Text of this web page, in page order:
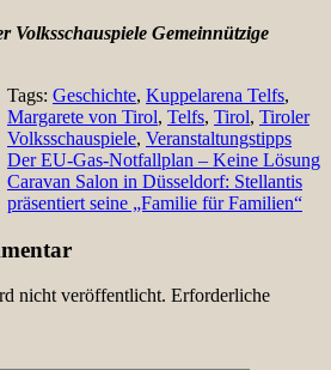
Volksschauspiele Gemeinnützige
Tags: Geschichte, Kuppelarena Telfs,
Margarete von Tirol, Telfs, Tirol, Tiroler
Volksschauspiele, Veranstaltungstipps
Der EU-Gas-Notfallplan – Keine Lösung
Caravan Salon in Düsseldorf: Stellantis
präsentiert seine „Familie für Familien“
nicht veröffentlicht. Erforderliche